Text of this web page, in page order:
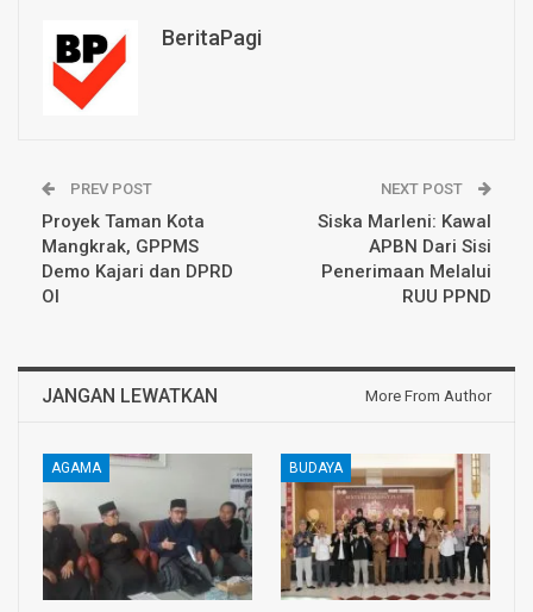
BeritaPagi
PREV POST
Proyek Taman Kota
Mangkrak, GPPMS
Demo Kajari dan DPRD
OI
NEXT POST
Siska Marleni: Kawal
APBN Dari Sisi
Penerimaan Melalui
RUU PPND
JANGAN LEWATKAN More From Author
AGAMA BUDAYA